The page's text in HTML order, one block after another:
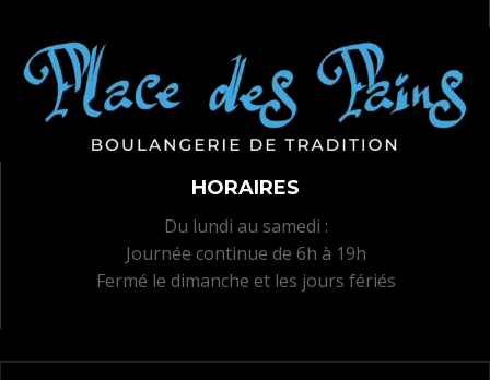
HORAIRES
Du lundi au samedi :
Journée continue de 6h à 19h
Fermé le dimanche et les jours fériés